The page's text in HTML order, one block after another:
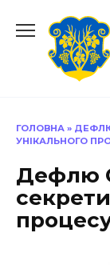
до
ГОЛОВНА »
УНІКАЛЬНОГО
Дефлю